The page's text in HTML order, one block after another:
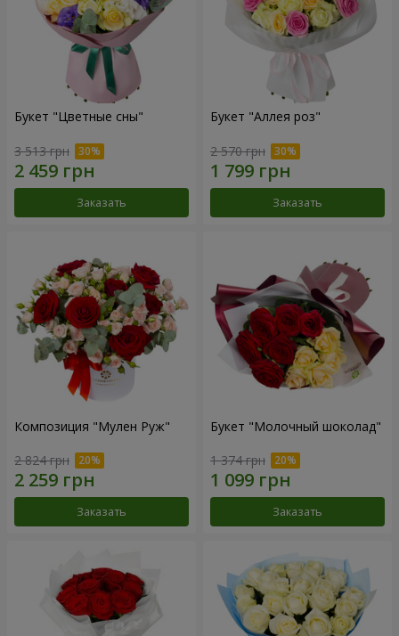
Букет "Цветные сны"
3 513 грн
Заказать
Букет "Аллея роз"
2 570 грн
Заказать
Композиция "Мулен Руж"
2 824 грн
Заказать
Букет "Молочный шоколад"
1 374 грн
Заказать